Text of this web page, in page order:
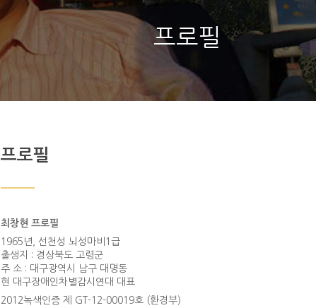
프로필
프로필
최창현 프로필
1965년, 선천성 뇌성마비1급
출생지 : 경상북도 고령군
주 소 : 대구광역시 남구 대명동
현 대구장애인차별감시연대 대표
2012녹색인증 제 GT-12-00019호 (환경부)